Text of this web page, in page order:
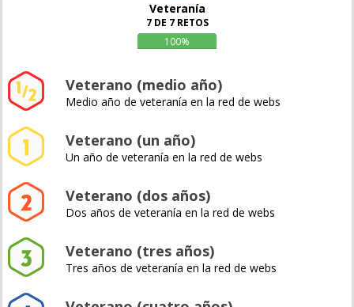
Veteranía
7 DE 7 RETOS
100%
Veterano (medio año)
Medio año de veteranía en la red de webs
Veterano (un año)
Un año de veteranía en la red de webs
Veterano (dos años)
Dos años de veteranía en la red de webs
Veterano (tres años)
Tres años de veteranía en la red de webs